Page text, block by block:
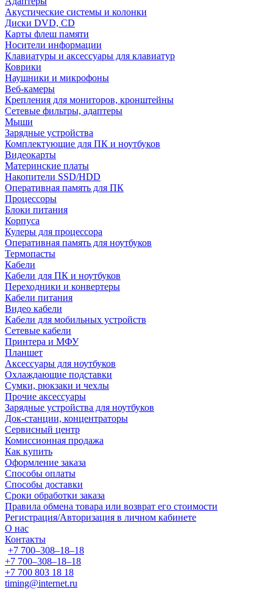
Акустические системы и колонки
Диски DVD, CD
Карты флеш памяти
Носители информации
Клавиатуры и аксессуары для клавиатур
Коврики
Наушники и микрофоны
Веб-камеры
Крепления для мониторов, кронштейны
Сетевые фильтры, адаптеры
Мыши
Зарядные устройства
Комплектующие для ПК и ноутбуков
Видеокарты
Материнские платы
Накопители SSD/HDD
Оперативная память для ПК
Процессоры
Блоки питания
Корпуса
Кулеры для процессора
Оперативная память для ноутбуков
Термопасты
Кабели
Кабели для ПК и ноутбуков
Переходники и конвертеры
Кабели питания
Видео кабели
Кабели для мобильных устройств
Сетевые кабели
Принтера и МФУ
Планшет
Аксессуары для ноутбуков
Охлаждающие подставки
Сумки, рюкзаки и чехлы
Прочие аксессуары
Зарядные устройства для ноутбуков
Док-станции, концентраторы
Сервисный центр
Комиссионная продажа
Как купить
Оформление заказа
Способы оплаты
Способы доставки
Сроки обработки заказа
Правила обмена товара или возврат его стоимости
Регистрация/Авторизация в личном кабинете
О нас
Контакты
+7 700‒308‒18‒18
+7 700‒308‒18‒18
+7 700 803 18 18
timing@internet.ru